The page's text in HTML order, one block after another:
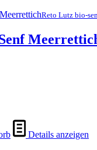
Reto Lutz bio-
Details anzeigen